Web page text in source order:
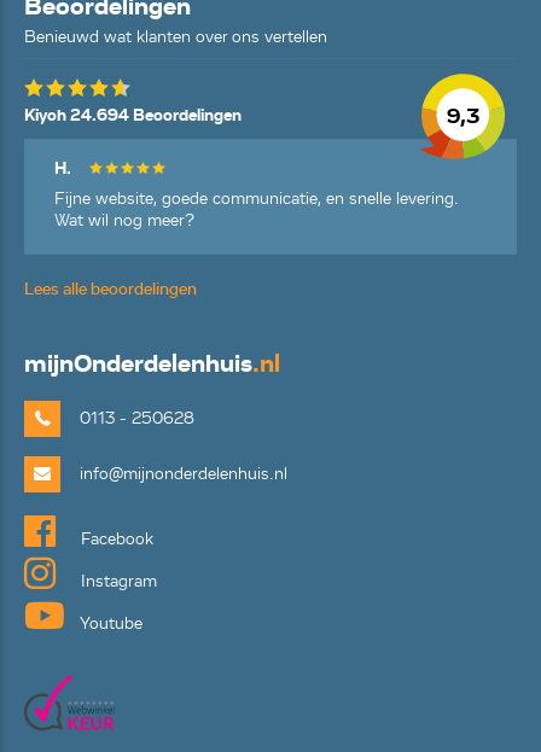
Benieuwd wat klanten over ons vertellen
9,3
Kiyoh 24.694 Beoordelingen
H.
Fijne website, goede communicatie, en snelle levering.
Wat wil nog meer?
Lees alle beoordelingen
mijnOnderdelenhuis.nl
0113 - 250628
info@mijnonderdelenhuis.nl
Facebook
Instagram
Youtube